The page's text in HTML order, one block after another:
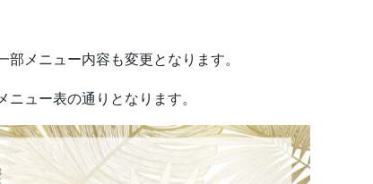
メニュー内容も変更となります。
ュー表の通りとなります。